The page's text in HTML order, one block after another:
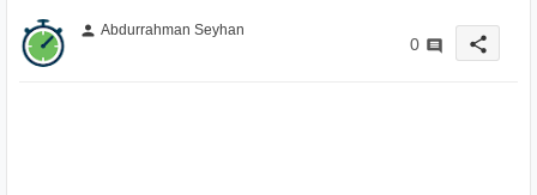
person Abdurrahman Seyhan
0 share